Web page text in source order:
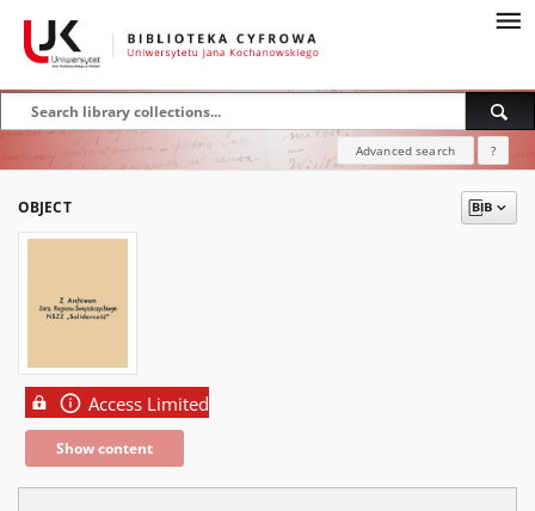
Advanced search ?
OBJECT
Access Limited
Show content